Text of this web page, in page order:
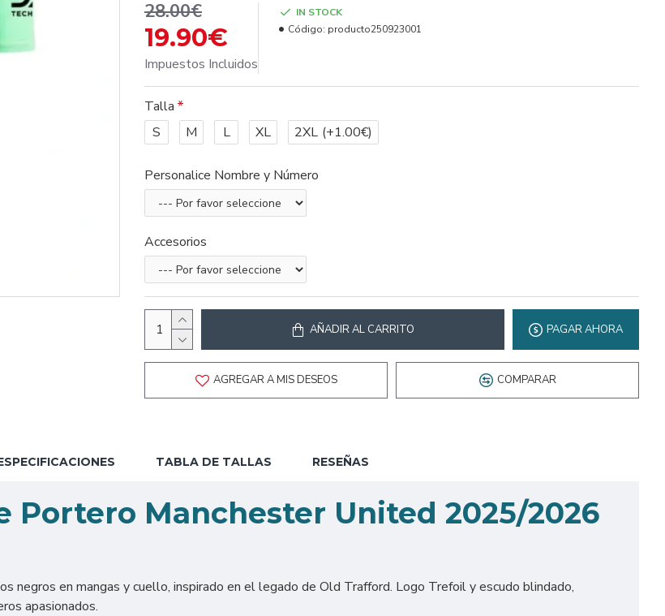
19.90€
28.00€
Impuestos Incluidos
IN STOCK
Código: producto250923001
Talla
S
M L XL 2XL (+1.00€)
Personalice Nombre y Número
Accesorios
AÑADIR AL CARRITO PAGAR AHORA
AGREGAR A MIS DESEOS COMPARAR
TABLA DE TALLAS RESEÑAS
Portero Manchester United 2025/2026
negros en mangas y cuello, inspirado en el legado de Old Trafford. Logo Trefoil y escudo blindado,
apasionados.